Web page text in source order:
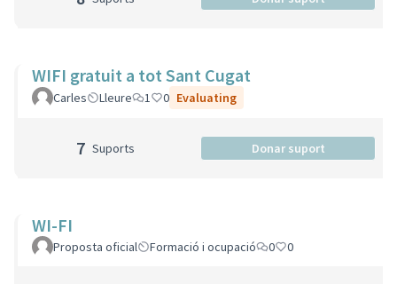
WIFI gratuit a tot Sant Cugat
Carles Lleure 1 0 Evaluating
7 Suports Donar suport
WI-FI
Proposta oficial Formació i ocupació 0 0